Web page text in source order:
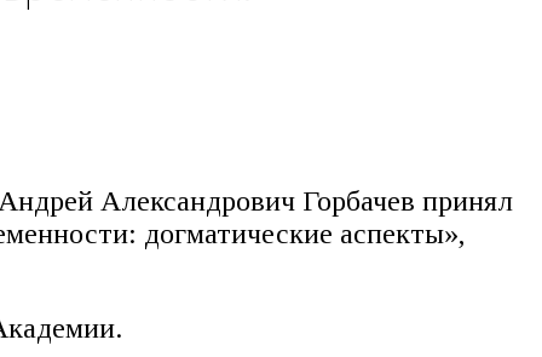
Александрович Горбачев принял
догматические аспекты»,